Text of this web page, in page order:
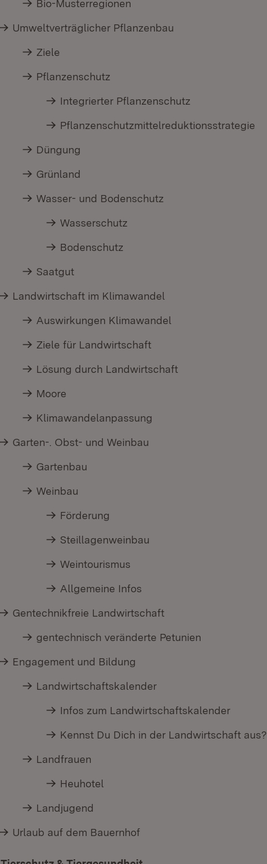
Bio-Musterregionen
Umweltverträglicher Pflanzenbau
Ziele
Pflanzenschutz
Integrierter Pflanzenschutz
Pflanzenschutzmittel­reduktionsstrategie
Düngung
Grünland
Wasser- und Bodenschutz
Wasserschutz
Bodenschutz
Saatgut
Landwirtschaft im Klimawandel
Auswirkungen Klimawandel
Ziele für Landwirtschaft
Lösung durch Landwirtschaft
Moore
Klimawandelanpassung
Garten-. Obst- und Weinbau
Gartenbau
Weinbau
Förderung
Steillagenweinbau
Weintourismus
Allgemeine Infos
Gentechnikfreie Landwirtschaft
gentechnisch veränderte Petunien
Engagement und Bildung
Landwirtschaftskalender
Infos zum Landwirtschaftskalender
Kennst Du Dich in der Landwirtschaft aus?
Landfrauen
Heuhotel
Landjugend
Urlaub auf dem Bauernhof